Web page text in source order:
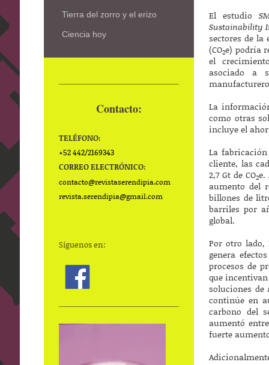
El estudio
Sustainability
sectores de la
(CO2e) podría
el
asociado a
La
como otras
incluye el
La
cliente, las
2,7 Gt de CO2e.
aumento del
billones de
barriles por
global.
Por otro
genera
procesos de
que
soluciones
continúe en
carbono del
aumentó
fuerte
Tierra del zorro y el erizo
Ciencia hoy
Contacto:
TELÉFONO:
+52 442/2169343
CORREO ELECTRÓNICO:
contacto@revistaserendipia.com
revista.serendipia@gmail.com
Síguenos en: